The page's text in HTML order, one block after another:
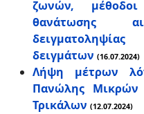
ζωνών, μέθοδοι
θανάτωσης
δειγμάτων (16.07.2024)
Λήψη μέτρων
Πανώλης Μικρών
Τρικάλων (12.07.2024)